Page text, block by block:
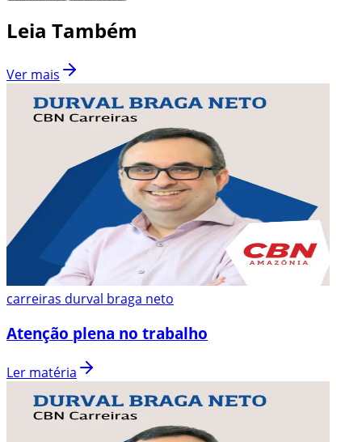
Leia Também
Ver mais
carreiras durval braga neto
Atenção plena no trabalho
Ler matéria